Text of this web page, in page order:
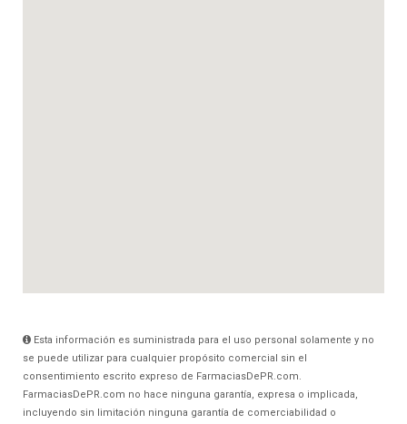
Esta información es suministrada para el uso personal solamente y no
se puede utilizar para cualquier propósito comercial sin el
consentimiento escrito expreso de FarmaciasDePR.com.
FarmaciasDePR.com no hace ninguna garantía, expresa o implicada,
incluyendo sin limitación ninguna garantía de comerciabilidad o